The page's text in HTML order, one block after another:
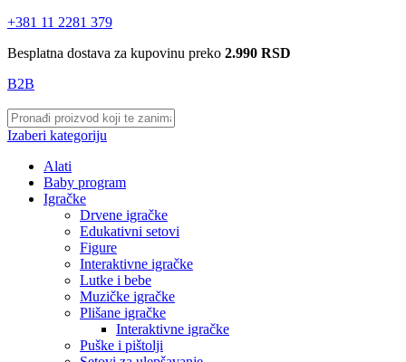
+381 11 2281 379
Besplatna dostava za kupovinu preko 2.990 RSD
B2B
Izaberi kategoriju
Alati
Baby program
Igračke
Drvene igračke
Edukativni setovi
Figure
Interaktivne igračke
Lutke i bebe
Muzičke igračke
Plišane igračke
Interaktivne igračke
Puške i pištolji